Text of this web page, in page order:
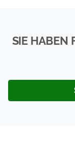
SIE HABEN